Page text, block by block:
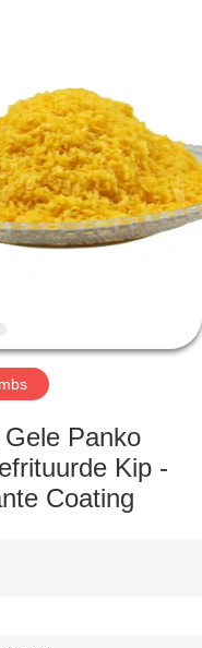
Panko
Kip -
Coating